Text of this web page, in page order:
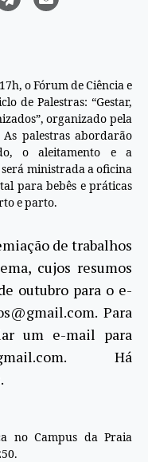
o Fórum de Ciência e
de Palestras: “Gestar,
organizado pela
palestras abordarão
o aleitamento e a
será ministrada a oficina
para bebês e práticas
e parto.
de trabalhos
cujos resumos
outubro para o e-
Para
um e-mail para
Há
no Campus da Praia